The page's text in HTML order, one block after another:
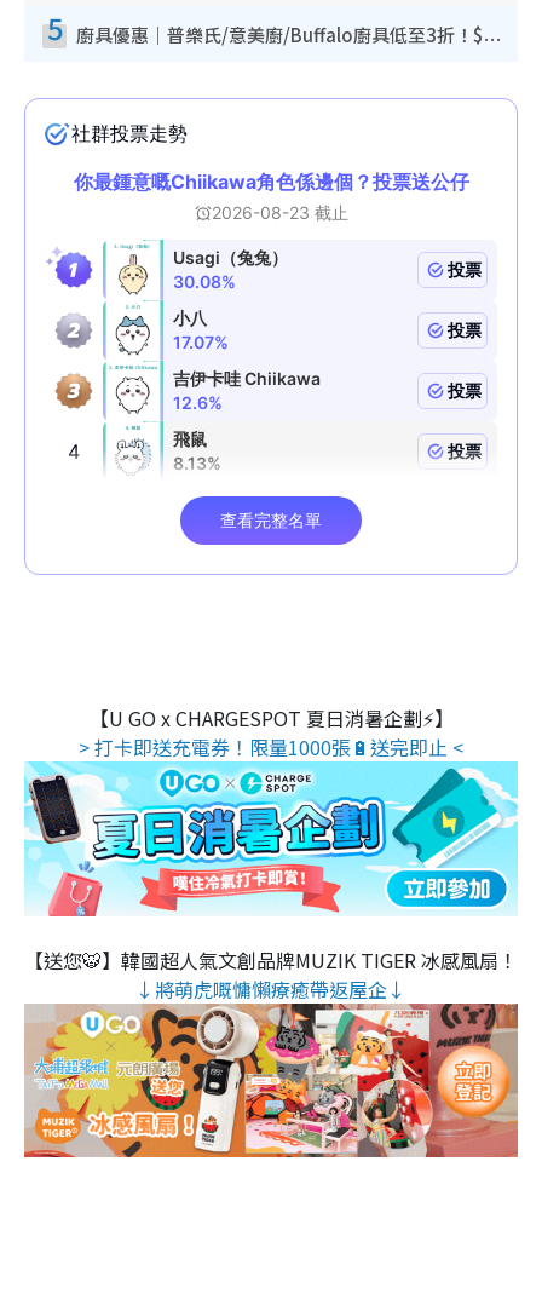
5 廚具優惠｜普樂氏/意美廚/Buffalo廚具低至3折！$89起買煎鍋／炒鑊／個人鍋 同場小家電激減至$99起
【U GO x CHARGESPOT 夏日消暑企劃⚡】
> 打卡即送充電券！限量1000張🔋送完即止 <
【送您🐯】韓國超人氣文創品牌MUZIK TIGER 冰感風扇！
↓將萌虎嘅慵懶療癒帶返屋企↓